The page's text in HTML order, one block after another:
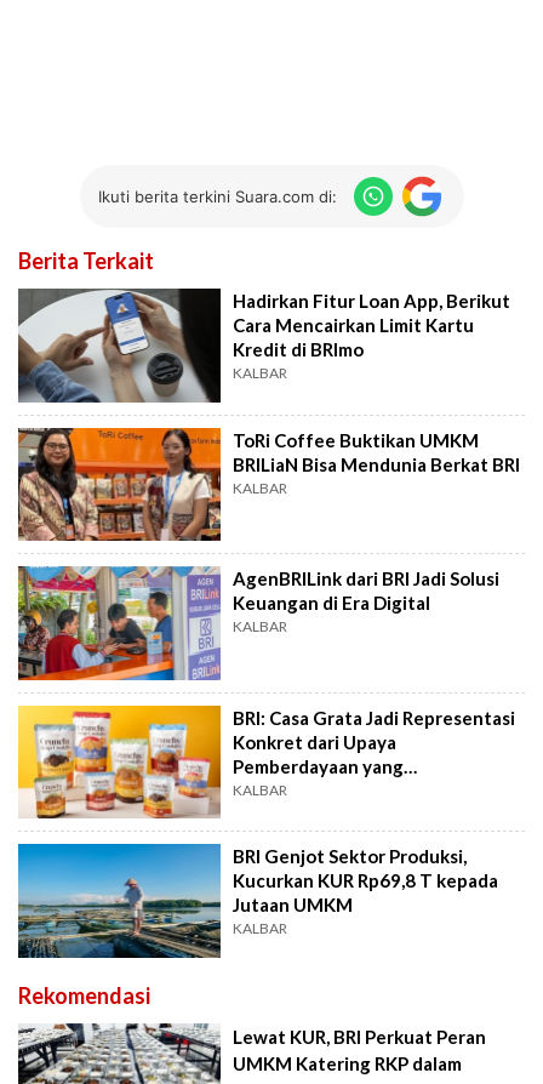
Ikuti berita terkini Suara.com di:
Berita Terkait
Hadirkan Fitur Loan App, Berikut
Cara Mencairkan Limit Kartu
Kredit di BRImo
KALBAR
ToRi Coffee Buktikan UMKM
BRILiaN Bisa Mendunia Berkat BRI
KALBAR
AgenBRILink dari BRI Jadi Solusi
Keuangan di Era Digital
KALBAR
BRI: Casa Grata Jadi Representasi
Konkret dari Upaya
Pemberdayaan yang
Berkelanjutan
KALBAR
BRI Genjot Sektor Produksi,
Kucurkan KUR Rp69,8 T kepada
Jutaan UMKM
KALBAR
Rekomendasi
Lewat KUR, BRI Perkuat Peran
UMKM Katering RKP dalam